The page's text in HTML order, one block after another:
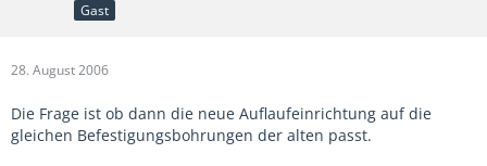
Gast
28. August 2006
Die Frage ist ob dann die neue Auflaufeinrichtung auf die
gleichen Befestigungsbohrungen der alten passt.